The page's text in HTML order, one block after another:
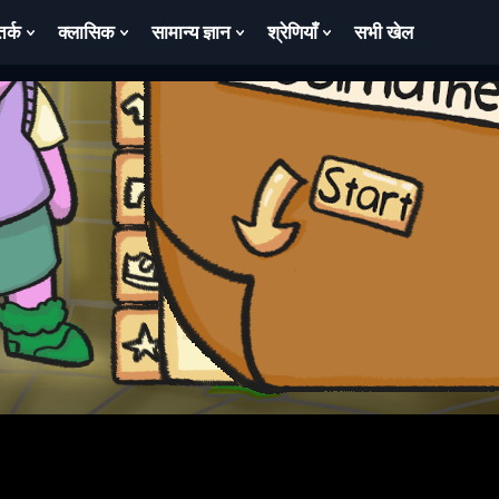
Show
For
तर्क
क्लासिक
Show
For
क्लासिक
सामान्य ज्ञान
Show
For
सामान्य
श्रेणियाँ
Show
For
श्रेणियाँ
सभी खेल